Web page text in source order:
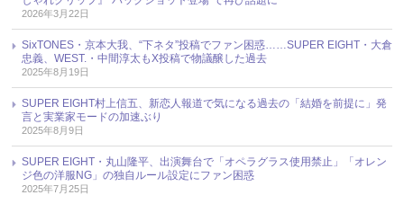
2026年3月22日
SixTONES・京本大我、“下ネタ”投稿でファン困惑……SUPER EIGHT・大倉
忠義、WEST.・中間淳太もX投稿で物議醸した過去
2025年8月19日
SUPER EIGHT村上信五、新恋人報道で気になる過去の「結婚を前提に」発
言と実業家モードの加速ぶり
2025年8月9日
SUPER EIGHT・丸山隆平、出演舞台で「オペラグラス使用禁止」「オレン
ジ色の洋服NG」の独自ルール設定にファン困惑
2025年7月25日